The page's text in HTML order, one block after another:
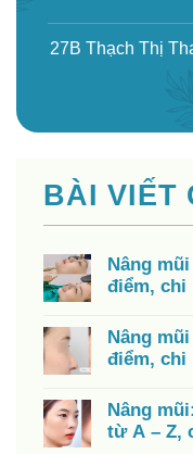
27B Thạch Thị
BÀI VIẾT
Nâng
điểm, chi
Nâng
điểm, chi
Nâng
từ A – Z,